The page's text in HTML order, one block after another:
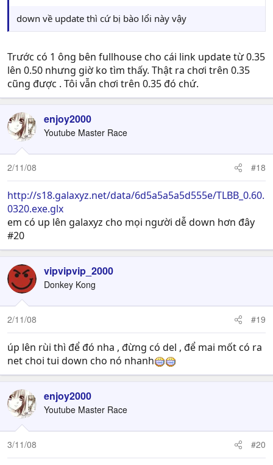
down về update thì cứ bị bào lổi này vậy
Trước có 1 ông bên fullhouse cho cái link update từ 0.35
lên 0.50 nhưng giờ ko tìm thấy. Thật ra chơi trên 0.35
cũng được . Tôi vẫn chơi trên 0.35 đó chứ.
enjoy2000
Youtube Master Race
2/11/08 #18
http://s18.galaxyz.net/data/6d5a5a5a5d555e/TLBB_0.60.
0320.exe.glx
em có up lên galaxyz cho mọi người dễ down hơn đây
#20
vipvipvip_2000
Donkey Kong
2/11/08 #19
úp lên rùi thì để đó nha , đừng có del , để mai mốt có ra
net choi tui down cho nó nhanh
enjoy2000
Youtube Master Race
3/11/08 #20